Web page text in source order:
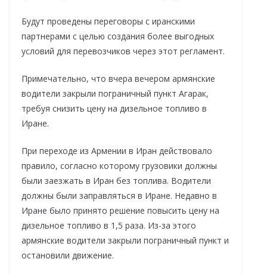
Будут проведены переговоры с иранскими
партнерами с целью создания более выгодных
условий для перевозчиков через этот регламент.
Примечательно, что вчера вечером армянские
водители закрыли пограничный пункт Агарак,
требуя снизить цену на дизельное топливо в
Иране.
При переходе из Армении в Иран действовало
правило, согласно которому грузовики должны
были заезжать в Иран без топлива. Водители
должны были заправляться в Иране. Недавно в
Иране было принято решение повысить цену на
дизельное топливо в 1,5 раза. Из-за этого
армянские водители закрыли пограничный пункт и
остановили движение.